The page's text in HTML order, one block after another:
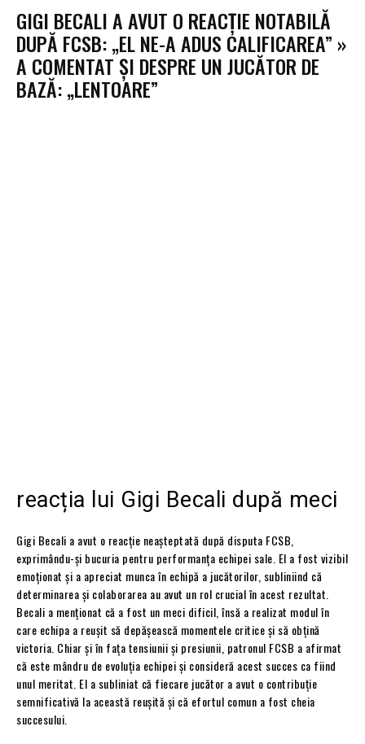
GIGI BECALI A AVUT O REACȚIE NOTABILĂ
DUPĂ FCSB: „EL NE-A ADUS CALIFICAREA” »
A COMENTAT ȘI DESPRE UN JUCĂTOR DE
BAZĂ: „LENTOARE”
reacția lui Gigi Becali după meci
Gigi Becali a avut o reacție neașteptată după disputa FCSB,
exprimându-și bucuria pentru performanța echipei sale. El a fost vizibil
emoționat și a apreciat munca în echipă a jucătorilor, subliniind că
determinarea și colaborarea au avut un rol crucial în acest rezultat.
Becali a menționat că a fost un meci dificil, însă a realizat modul în
care echipa a reușit să depășească momentele critice și să obțină
victoria. Chiar și în fața tensiunii și presiunii, patronul FCSB a afirmat
că este mândru de evoluția echipei și consideră acest succes ca fiind
unul meritat. El a subliniat că fiecare jucător a avut o contribuție
semnificativă la această reușită și că efortul comun a fost cheia
succesului.